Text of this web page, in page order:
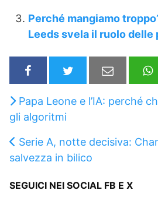
Perché mangiamo
Leeds svela il ruolo delle
Papa Leone e l’IA: perché
gli algoritmi
Serie A, notte decisiva:
salvezza in bilico
SEGUICI NEI SOCIAL FB E X